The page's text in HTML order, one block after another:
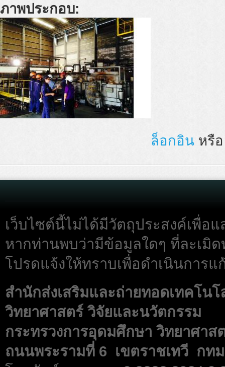
ภาพประกอบ:
ล็อกอิน หรื
เว็บไซต์นี้ไม่ได้มีวัตถุประสงค์เพื่อแ
หากท่านพบว่ามีข้อมูลใดๆ ที่ละเมิ
โปรดแจ้งให้ทราบเพื่อดำเนินการ
สำนักส่งเสริมและถ่ายทอดเทคโน
วิทยาศาสตร์ วิจัยและนวัตกรรม
กระทรวงการอุดมศึกษา วิทยาศาส
ถนนพระรามที่ 6 เขตราชเทวี กทม